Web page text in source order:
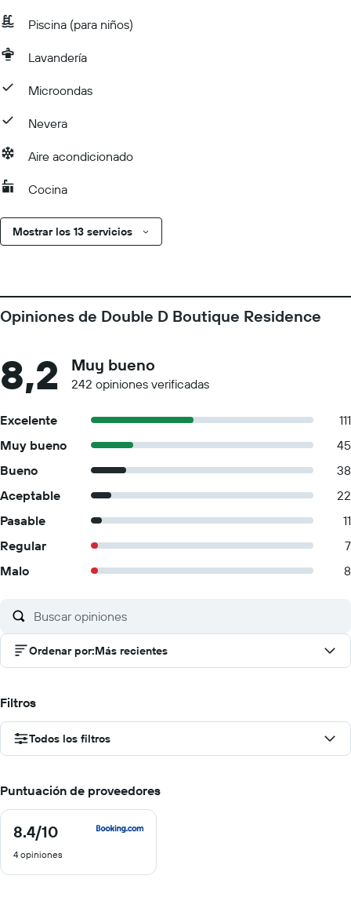
Piscina (para niños)
Lavandería
Microondas
Nevera
Aire acondicionado
Cocina
Mostrar los 13 servicios
Opiniones de Double D Boutique Residence
8,2 Muy bueno
242 opiniones verificadas
Excelente
111
Muy bueno
45
Bueno
38
Aceptable
22
Pasable
11
Regular
7
Malo
8
Ordenar por:Más recientes
Filtros
Todos los filtros
Puntuación de proveedores
8.4/10
8.4
10
4 opiniones